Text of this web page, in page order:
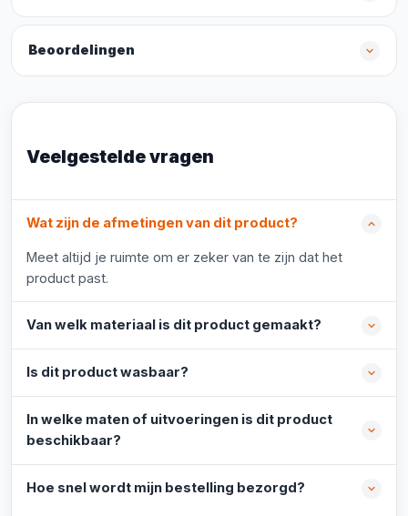
Beoordelingen
Veelgestelde vragen
Wat zijn de afmetingen van dit product?
Meet altijd je ruimte om er zeker van te zijn dat het
product past.
Van welk materiaal is dit product gemaakt?
Is dit product wasbaar?
In welke maten of uitvoeringen is dit product
beschikbaar?
Hoe snel wordt mijn bestelling bezorgd?